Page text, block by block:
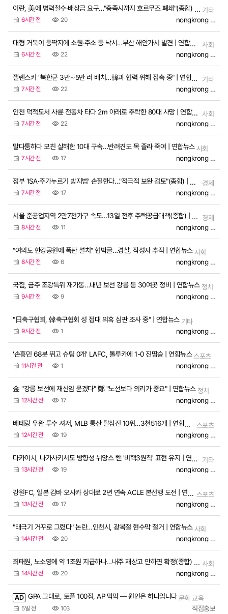
이란, 美에 병력철수·배상금 요구…"충족시까지 호르무즈 폐쇄"(종합) | 연합뉴스 기타
nongkrong
6시간 전 20
대형 거북이 등딱지에 소원·주소 등 낙서…부산 해안가서 발견 | 연합뉴스
사회
nongkrong
6시간 전 22
젤렌스키 "북한군 3만∼5만 러 배치…韓과 협력 위해 접촉 중" | 연합뉴스
기타
nongkrong
7시간 전 22
인천 덕적도서 사륜 전동차 타다 2m 아래로 추락한 80대 사망 | 연합뉴스 사회
nongkrong
7시간 전 22
말다툼하다 모친 살해한 10대 구속…반려견도 목 졸라 죽여 | 연합뉴스 사회
nongkrong
7시간 전 17
정부 'ISA·주가누르기 방지법' 손질한다…"적극적 보완 검토"(종합) | 연합뉴스
경제
nongkrong
7시간 전 17
서울 준공업지역 2만7천가구 속도…13일 전후 주택공급대책(종합) | 연합뉴스
경제
nongkrong
8시간 전 11
"여의도 한강공원에 폭탄 설치" 협박글…경찰, 작성자 추적 | 연합뉴스 사회
nongkrong
8시간 전 6
국힘, 금주 조강특위 재가동…내년 보선 강릉 등 30여곳 정비 | 연합뉴스 정치
nongkrong
9시간 전 9
"日축구협회, 韓축구협회 성 접대 의혹 심판 조사 중" | 연합뉴스 기타
nongkrong
9시간 전 1
'손흥민 68분 뛰고 슈팅 0개' LAFC, 톨루카에 1-0 진땀승 | 연합뉴스 스포츠
nongkrong
11시간 전 1
金 "강릉 보선에 재신임 묻겠다" 鄭 "노선보다 의리가 중요" | 연합뉴스 정치
nongkrong
12시간 전 17
베테랑 우완 투수 셔저, MLB 통산 탈삼진 10위…3천516개 | 연합뉴스
스포츠
nongkrong
12시간 전 19
다카이치, 나가사키서도 방향성 뉘앙스 뺀 '비핵3원칙' 표현 유지 | 연합뉴스
기타
nongkrong
13시간 전 19
강원FC, 일본 감바 오사카 상대로 2년 연속 ACLE 본선행 도전 | 연합뉴스 스포츠
nongkrong
13시간 전 17
"태극기 거꾸로 그렸다" 논란…인천시, 광복절 현수막 철거 | 연합뉴스 사회
nongkrong
14시간 전 20
최태원, 노소영에 약 1조원 지급하나…내주 재상고 안하면 확정(종합) | 연합뉴스 사회
nongkrong
14시간 전 20
AD GPA 그대로, 토플 100점, AP 막막 — 원인은 하나입니다 문화 교육
직접홍보
5일 전 103